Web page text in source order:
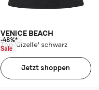
VENICE BEACH
Top 'Jizelle' schwarz
-48%*
Sale
Jetzt shoppen